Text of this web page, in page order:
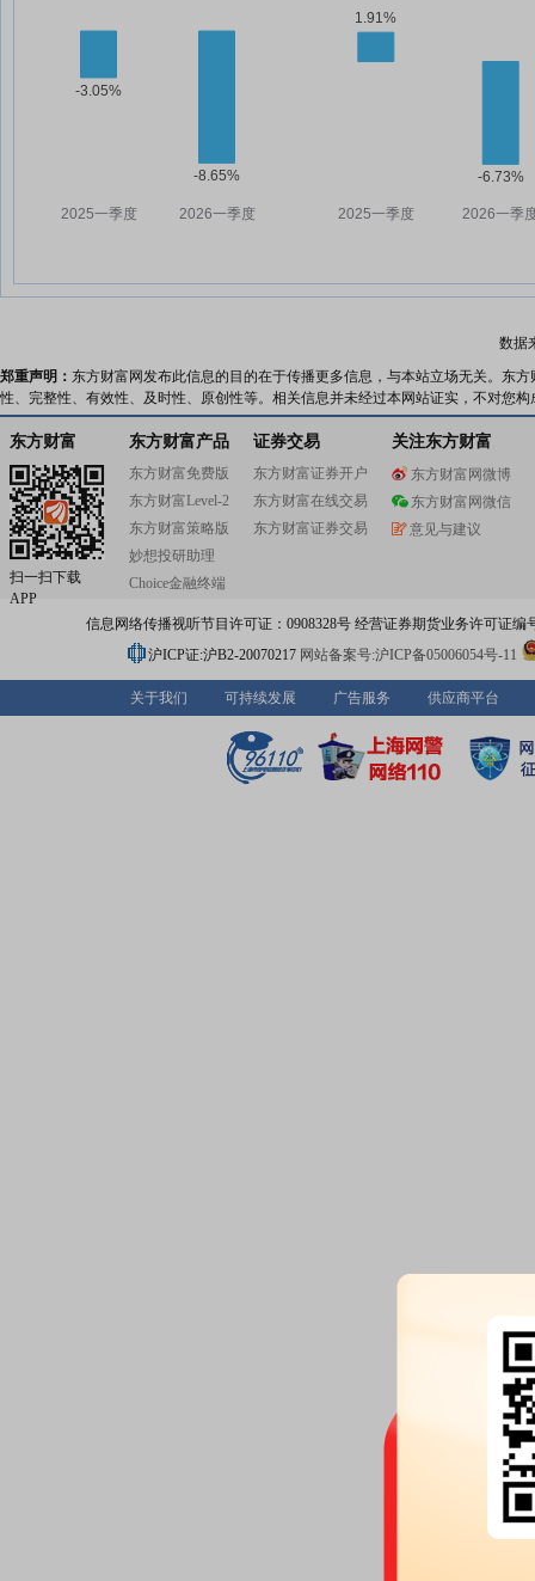
数据
郑重声明： 东方财富网发布此信息的目的在于传播更多信息，与本站立场无关。东
性、完整性、有效性、及时性、原创性等。相关信息并未经过本网站证实，不对您
东方财富
扫一扫下载
APP
东方财富产品
东方财富免费版
东方财富Level-2
东方财富策略版
妙想投研助理
Choice金融终端
证券交易
东方财富证券开户
东方财富在线交易
东方财富证券交易
关注东方财富
东方财富网微博
东方财富网微信
意见与建议
信息网络传播视听节目许可证：0908328号 经营证券期货业务许可证编
沪ICP证:沪B2-20070217 网站备案号:沪ICP备05006054号-11
关于我们 可持续发展 广告服务 供应商平台